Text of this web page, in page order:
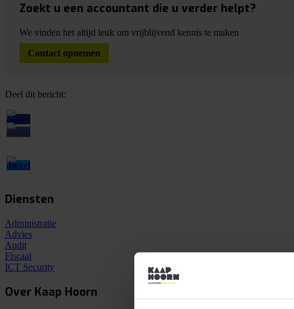
Zoekt u een accountant die u verder helpt?
We vinden het altijd leuk om vrijblijvend kennis te maken
Contact opnemen
Deel dit bericht:
Diensten
Administratie
Advies
Audit
Fiscaal
ICT Security
Over Kaap Hoorn